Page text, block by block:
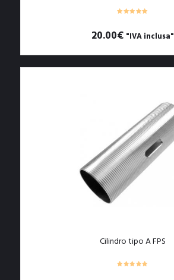
20.00€ "IVA inclusa"
Cilindro tipo A FPS